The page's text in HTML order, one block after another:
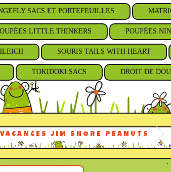
SACS ET PORTEFEUILLES
LITTLE THINKERS POUPÉES
SOURIS TAILS WITH HEART
TOKIDOKI SACS DROIT DE
JIM SHORE PEANUTS